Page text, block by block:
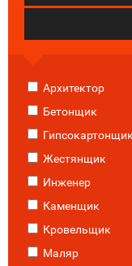
Архитектор
Бетонщик
Гипсокартонщик
Жестянщик
Инженер
Каменщик
Кровельщик
Маляр